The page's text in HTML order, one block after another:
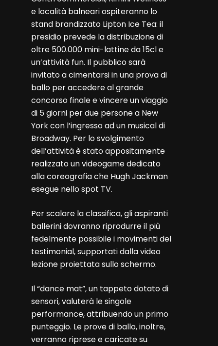
e località balneari ospiteranno lo
stand brandizzato Lipton Ice Tea: il
presidio prevede la distribuzione di
oltre 500.000 mini-lattine da 15cl e
un’attività fun. Il pubblico sarà
invitato a cimentarsi in una prova di
ballo per accedere al grande
concorso finale e vincere un viaggio
di 5 giorni per due persone a New
York con l’ingresso ad un musical di
Broadway. Per lo svolgimento
dell’attività è stato appositamente
realizzato un videogame dedicato
alla coreografia che Hugh Jackman
esegue nello spot TV.
Per scalare la classifica, gli aspiranti
ballerini dovranno riprodurre il più
fedelmente possibile i movimenti del
testimonial, supportati dalla video
lezione proiettata sullo schermo.
Il “dance mat”, un tappeto dotato di
sensori, valuterà le singole
performance, attribuendo un primo
punteggio. Le prove di ballo, inoltre,
verranno riprese e caricate su